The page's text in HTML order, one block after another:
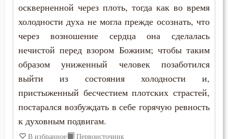
оскверненной через плоть, тогда как во время
холодности духа не могла прежде осознать, что
через возношение сердца она сделалась
нечистой перед взором Божиим; чтобы таким
образом униженный человек позаботился
выйти из состояния холодности и,
пристыженный бесчестием плотских страстей,
постарался возбуждать в себе горячую ревность
к духовным подвигам.
В избранное Первоисточник